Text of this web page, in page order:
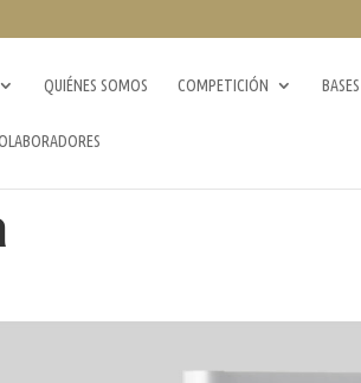
QUIÉNES SOMOS COMPETICIÓN BASES